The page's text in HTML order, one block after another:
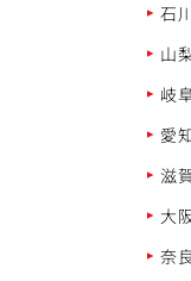
石
山
岐
愛
滋
大
奈